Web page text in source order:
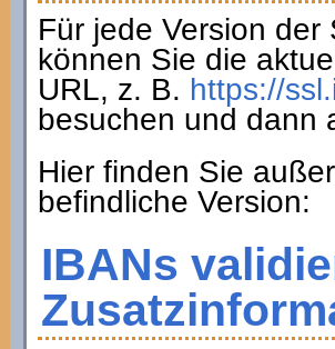
Für jede Version der
können Sie die
URL, z. B. https://
besuchen und dann
Hier finden Sie
befindliche Version:
IBANs